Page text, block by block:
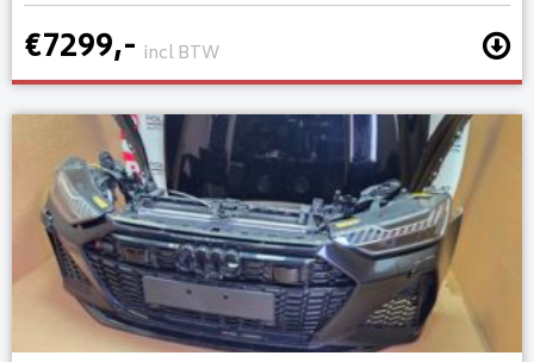
€7299,- incl BTW